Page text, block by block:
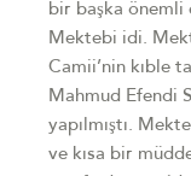
bir başka önemli
Mektebi idi.
Camii’nin kıble
Mahmud Efendi
yapılmıştı.
ve kısa bir